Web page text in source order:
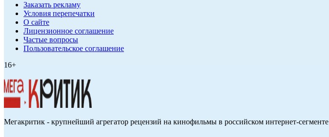
Заказать рекламу
Условия перепечатки
О сайте
Лицензионное соглашение
Частые вопросы
Пользовательское соглашение
16+
Мегакритик - крупнейший агрегатор рецензий на кинофильмы в российском интернет-сегменте